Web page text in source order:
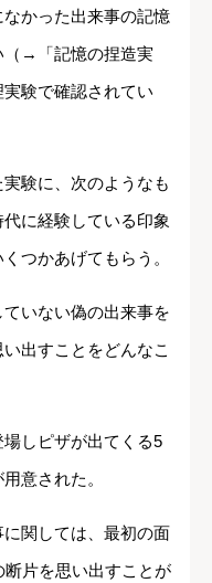
かった出来事の記憶
（→「記憶の捏造実
験で確認されてい
験に、次のようなも
に経験している印象
つかあげてもらう。
いない偽の出来事を
出すことをどんなこ
しピザが出てくる5
意された。
関しては、最初の面
片を思い出すことが